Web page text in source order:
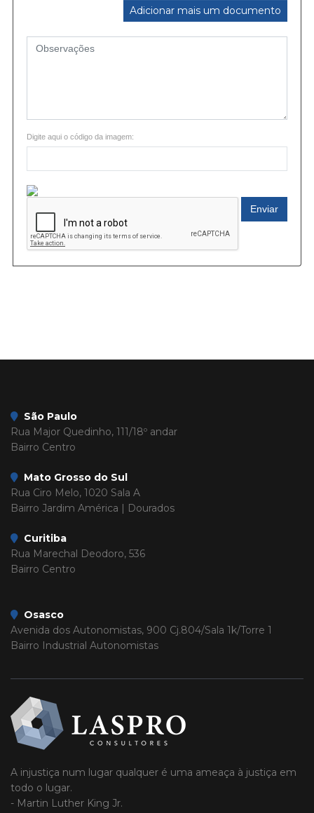
Adicionar mais um documento
Digite aqui o código da imagem:
Enviar
São Paulo
Rua Major Quedinho, 111/18º andar
Bairro Centro
Mato Grosso do Sul
Rua Ciro Melo, 1020 Sala A
Bairro Jardim América | Dourados
Curitiba
Rua Marechal Deodoro, 536
Bairro Centro
Osasco
Avenida dos Autonomistas, 900 Cj.804/Sala 1k/Torre 1
Bairro Industrial Autonomistas
A injustiça num lugar qualquer é uma ameaça à justiça em
todo o lugar.
- Martin Luther King Jr.